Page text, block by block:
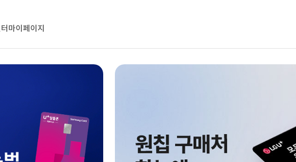
마이페이지